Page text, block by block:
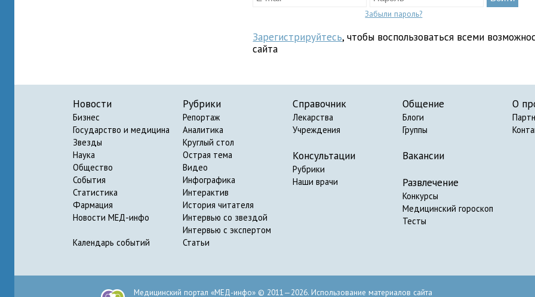
Забыли пароль?
Зарегистрируйтесь, чтобы воспользоваться всеми
сайта
Новости
Бизнес
Государство и медицина
Звезды
Наука
Общество
События
Статистика
Фармация
Новости МЕД-инфо
Календарь событий
Рубрики
Репортаж
Аналитика
Круглый стол
Острая тема
Видео
Инфографика
Интерактив
История читателя
Интервью со звездой
Интервью с экспертом
Статьи
Справочник
Лекарства
Учреждения
Консультации
Рубрики
Наши врачи
Общение
Блоги
Группы
Вакансии
Развлечение
Конкурсы
Медицинский гороскоп
Тесты
О
Медицинский портал «МЕД-инфо» © 2011—2026. Использование материалов сайта